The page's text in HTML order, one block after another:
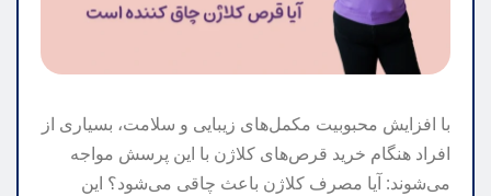
با افزایش محبوبیت مکمل‌های زیبایی و سلامت، بسیاری از
افراد هنگام خرید قرص‌های کلاژن با این پرسش مواجه
می‌شوند: آیا مصرف کلاژن باعث چاقی می‌شود؟ این